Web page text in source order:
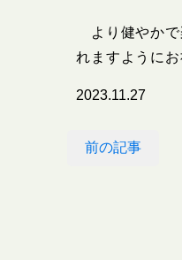
より健やかで
れますようにお
2023.11.27
前の記事